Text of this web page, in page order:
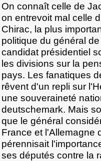
On connaît celle de
on entrevoit mal celle
Chirac, la plus
politique du général
candidat présidentiel
les divisions sur la
pays. Les fanatiques
rêvent d'un repli sur
une souveraineté
deutschemark. Mais
que le général
France et l'Allemagne
pérennisait
ses députés contre la